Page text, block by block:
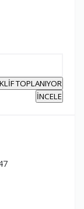
TOPLANIYOR
İNCELE